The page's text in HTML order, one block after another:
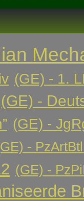
(GE) - 1.
(GE) -
(GE) -
-
(GE) -